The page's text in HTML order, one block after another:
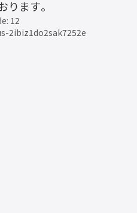
ります。
12
2ibiz1do2sak7252e